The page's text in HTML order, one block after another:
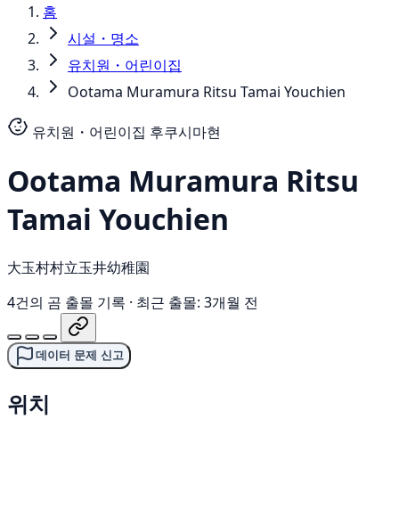
홈
시설・명소
유치원・어린이집
Ootama Muramura Ritsu Tamai Youchien
유치원・어린이집 후쿠시마현
Ootama Muramura Ritsu
Tamai Youchien
大玉村村立玉井幼稚園
4건의 곰 출몰 기록 · 최근 출몰: 3개월 전
데이터 문제 신고
위치